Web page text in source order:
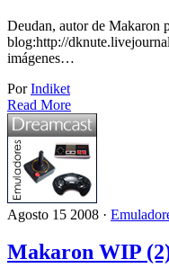
Deudan, autor de Makaron
blog:http://
imágenes…
PorIndiket
Read More
Agosto 15 2008 ·
Makaron WIP